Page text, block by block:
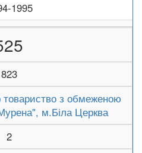
1995
823
товариство з обмеженою
м.Біла Церква
2